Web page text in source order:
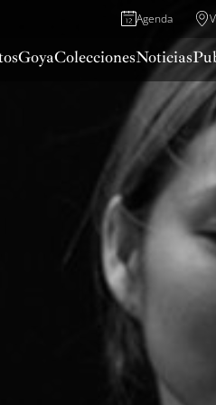
Agenda
GoyaColeccionesNoticias